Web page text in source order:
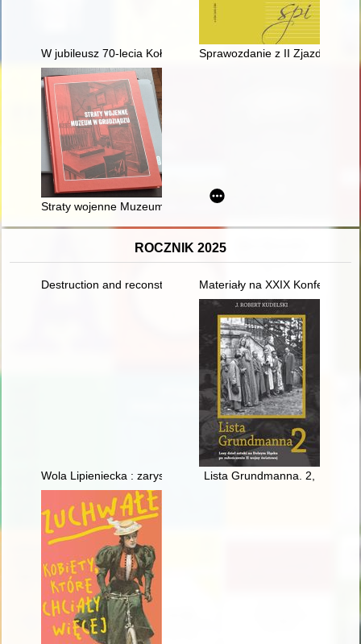
W jubileusz 70-lecia Koła Łowieckiego "Daniel" ZO PZŁ
Sprawozdanie z II Zjazdu
Straty wojenne Muzeum w Grudziądzu
ROCZNIK 2025
Destruction and reconstruction of the Royal Castle in Warsaw
Materiały na XXIX
Wola Lipieniecka : zarys dziejówLista Grundmanna. 2,